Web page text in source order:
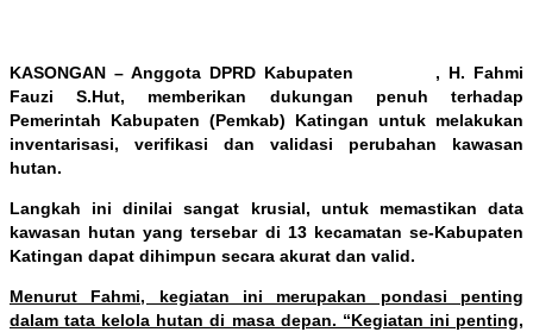
KASONGAN – Anggota DPRD Kabupaten
, H. Fahmi
Fauzi S.Hut, memberikan dukungan penuh terhadap
Pemerintah Kabupaten (Pemkab) Katingan untuk melakukan
inventarisasi, verifikasi dan validasi perubahan kawasan
hutan.
Langkah ini dinilai sangat krusial, untuk memastikan data
kawasan hutan yang tersebar di 13 kecamatan se-Kabupaten
Katingan dapat dihimpun secara akurat dan valid.
Menurut Fahmi, kegiatan ini merupakan pondasi penting
dalam tata kelola hutan di masa depan. “Kegiatan ini penting,